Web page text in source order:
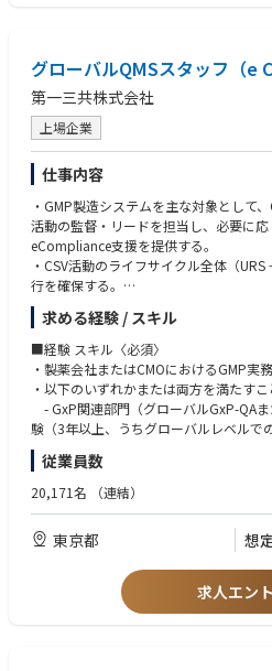
• Communicate with external experts
ironment in AZ KK
• Learn new methodology and
ng and neural network
• グローバルチームにおいて積極的に
• 規制環境の変化に対応できる柔軟性と
• 複数のステークホルダーと連携しなが
できるリーダーシップ
■経験 スキル〈尚可〉
• プロジェクトマネジメントのスキルお
• ICH Q10、PIC/S GMP Annex 11、
識
• リスクベースのアプローチによる
監査チェックリストの作成・実施能力
• 製造環境におけるデータインテグリテ
装・評価経験
• CSVライフサイクルおよびGAMP5手法
• AI/MLバリデーションに関する知識
• 修士号または博士号
• 規制当局査察（FDA、EMA、PMDA）
• グローバルベンダーガバナンスモデル
• デジタル品質イニシアチブ（システム
関与経験
グローバルQMSスタッフ（e
第一三共株式会社
上場企業
仕事内容
・GMP製造システムを主な対象として
活動の監督・リードを担当し、必要に
eCompliance支援を提供する。
・CSV活動のライフサイクル全体（
行を確保する。
・GxPシステムのリスクベースバリデー
ョン計画書・ユーザー要件仕様書・機能
（IQ/OQ/PQ）・トレーサビリティマト
OP・変更管理文書など、システムライ
う。
・初期リスクアセスメントの実施、ベ
バル/ローカルITシステムへのバリデー
・リスクレベルおよび頻度に基づき、
る。
・変更管理の監督を行い、規制当局査察
・データインテグリティガバナンス（
QA管理職に報告する。
・CSV関連のトレーニングプログラム
求める経験 / スキル
■経験 スキル〈必須〉
・製薬会社またはCMOにおけるGMP実
・以下のいずれかまたは両方を満たすこ
- GxP関連部門（グローバルGxP-QA
験（3年以上、うちグローバルレベルで
- グローバルレベルでのCSVまたは品質
年以上または同等）、およびISPE
熟
高い知識
・CSVライフサイクルおよびGAMP5方
・リスクベースバリデーションおよび
・グローバルチームにおける高いプロ
・クロスファンクショナルおよびグロ
従業員数
20,171名 （連結）
東京都 想
求人エン